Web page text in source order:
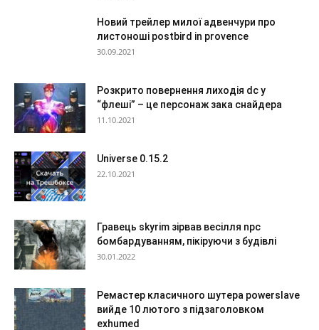
Новий трейлер милої адвенчури про
листоноші postbird in provence
30.09.2021
Розкрито повернення лиходія dc у
“флеші” – це персонаж зака снайдера
11.10.2021
Universe 0.15.2
22.10.2021
Гравець skyrim зірвав весілля npc
бомбардуванням, пікіруючи з будівлі
30.01.2022
Ремастер класичного шутера powerslave
вийде 10 лютого з підзаголовком
exhumed